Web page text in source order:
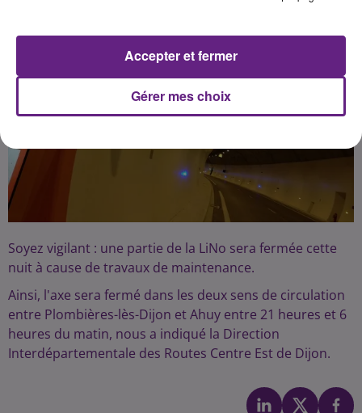
Soyez vigilant : une partie de la LiNo sera fermée cette
nuit à cause de travaux de maintenance.
Ainsi, l'axe sera fermé dans les deux sens de circulation
entre Plombières-lès-Dijon et Ahuy entre 21 heures et 6
heures du matin, nous a indiqué la Direction
Interdépartementale des Routes Centre Est de Dijon.
Gérer mes choix
Accepter et fermer